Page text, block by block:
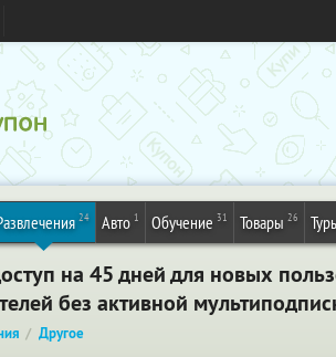
24 Авто 1 Обучение 31 Товары 26
на 45 дней для новых
без активной
Другое